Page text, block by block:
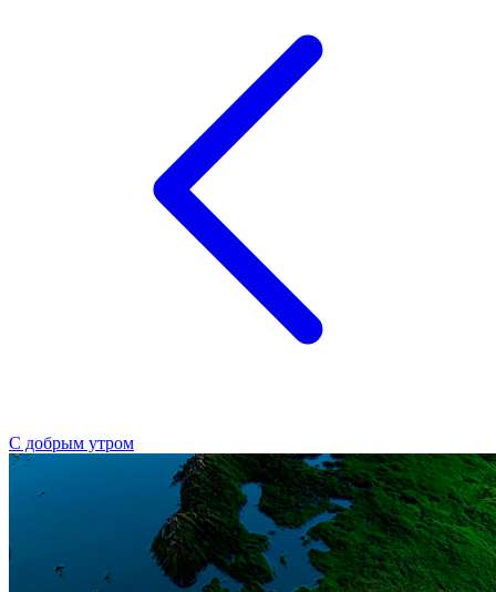
С добрым утром